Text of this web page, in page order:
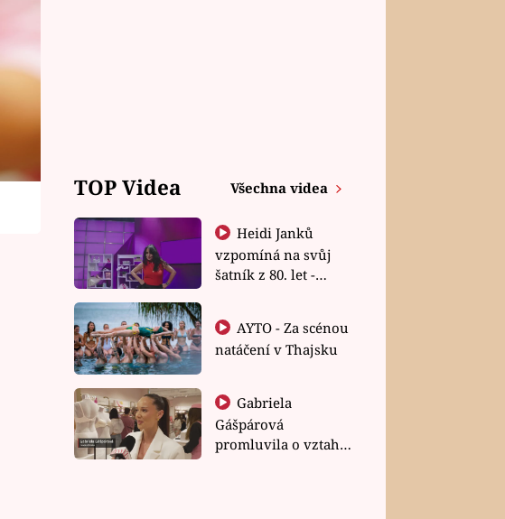
TOP Videa Všechna videa
Heidi Janků
vzpomíná na svůj
šatník z 80. let -
natáčení v Thajsku
Gabriela
Gášpárová
promluvila o vztahu